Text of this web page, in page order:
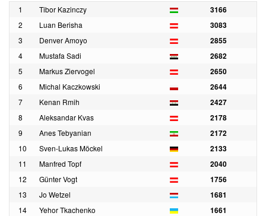
1 Tibor Kazinczy 3166
2 Luan Berisha 3083
3 Denver Amoyo 2855
4 Mustafa Sadi 2682
5 Markus Ziervogel 2650
6 Michal Kaczkowski 2644
7 Kenan Rmih 2427
8 Aleksandar Kvas 2178
9 Anes Tebyanian 2172
10 Sven-Lukas Möckel 2133
11 Manfred Topf 2040
12 Günter Vogt 1756
13 Jo Wetzel 1681
14 Yehor Tkachenko 1661